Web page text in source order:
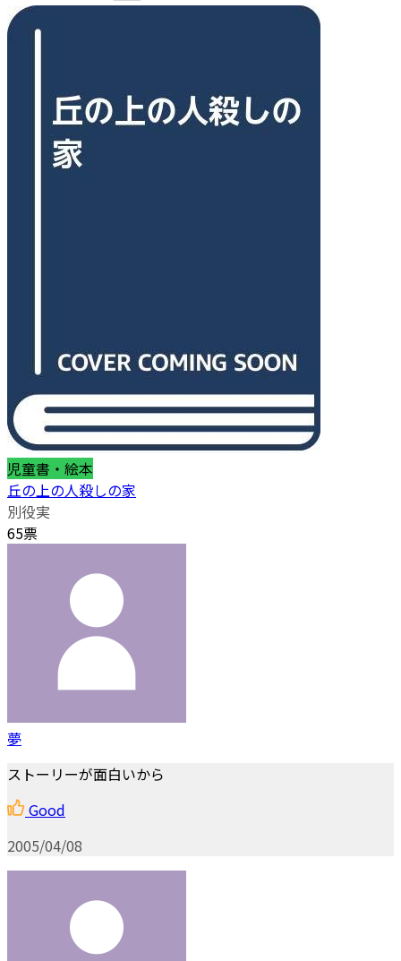
児童書・絵本
丘の上の人殺しの家
別役実
65票
夢
ストーリーが面白いから
Good
2005/04/08